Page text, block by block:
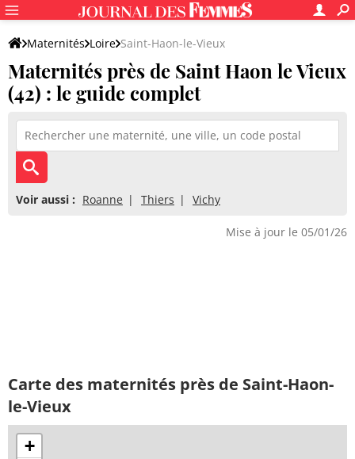
Maternités Loire Saint-Haon-le-Vieux
Maternités près de Saint Haon le Vieux
(42) : le guide complet
Voir aussi : Roanne Thiers Vichy
Mise à jour le 05/01/26
Carte des maternités près de Saint-Haon-
le-Vieux
+